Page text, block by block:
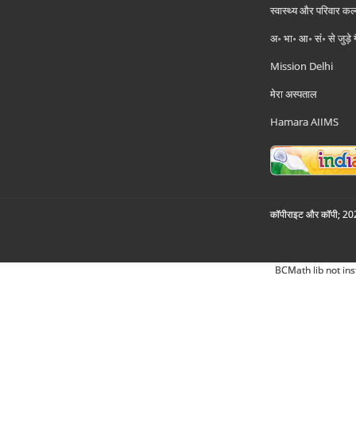
स्वास्थ्य और परिवार
अ॰ भा॰ आ॰ सं॰ से जुड़े
Mission Delhi
मेरा अस्पताल
Hamara AIIMS
कॉपीराइट और कॉपी;
BCMath lib not